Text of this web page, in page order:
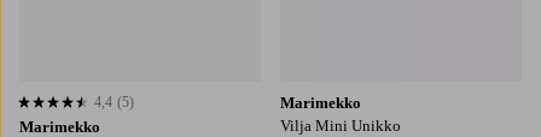
Marimekko
4,4 basert på 5 karaktergivninger
4,4 (5)
Marimekko
Vilja Mini Unikko